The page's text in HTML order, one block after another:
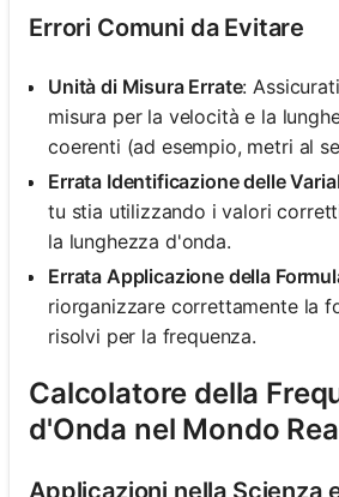
Errori Comuni da Evitare
Unità di Misura Errate:
misura per la velocità e la
coerenti (ad esempio, metri al
Errata Identificazione delle
tu stia utilizzando i valori
la lunghezza d'onda.
Errata Applicazione della
riorganizzare correttamente la
risolvi per la frequenza.
Calcolatore della
d'Onda nel Mondo
Applicazioni nella Scienza